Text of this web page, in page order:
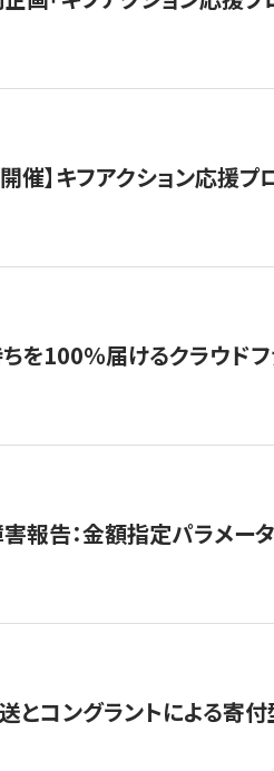
催】キフアクション応援プ
を100％届けるクラウド
害報告：金額指定パラメ
とコングラントによる寄